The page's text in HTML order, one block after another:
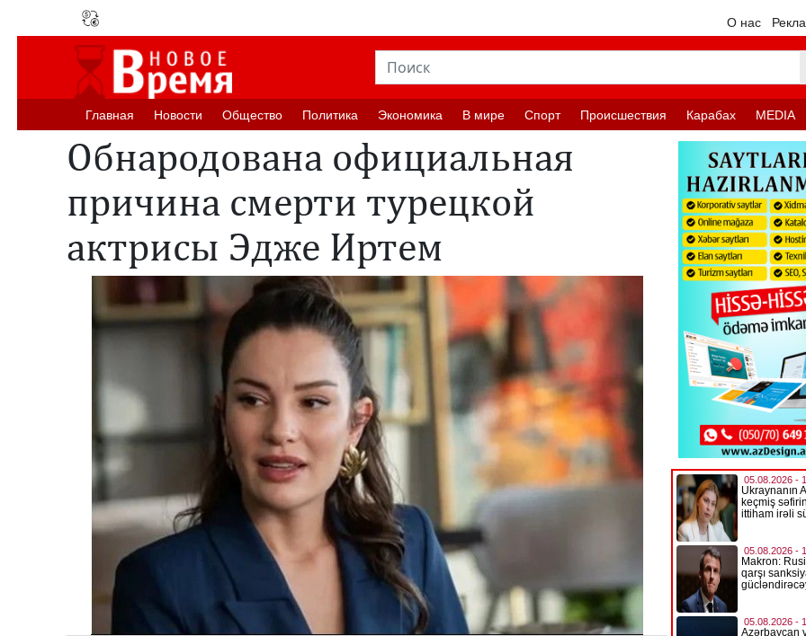
О нас
Главная Новости Oбщество Политика Экономика В мире Спорт Происшествия Карабах MEDIA
Обнародована официальная
причина смерти турецкой
актрисы Эдже Иртем